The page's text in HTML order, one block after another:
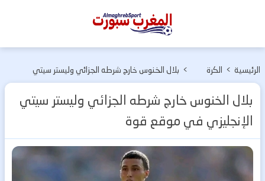
المغرب
الرئيسية > الكرة
> بلال الخنوس خارج شرطه الجزائي وليستر سيتي
بلال الخنوس خارج شرطه الجزائي وليستر سيتي
الإنجليزي في موقع قوة